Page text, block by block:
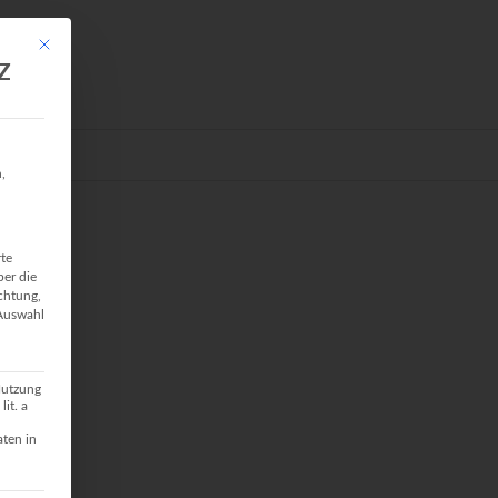
Mit diesem Button wird der Dialog geschlossen. Seine Funktionalität ist
die
lit. a
in